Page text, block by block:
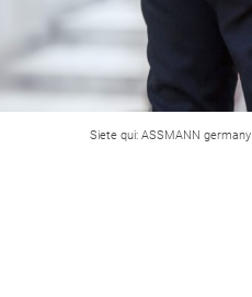
Siete qui: ASSMANN germany